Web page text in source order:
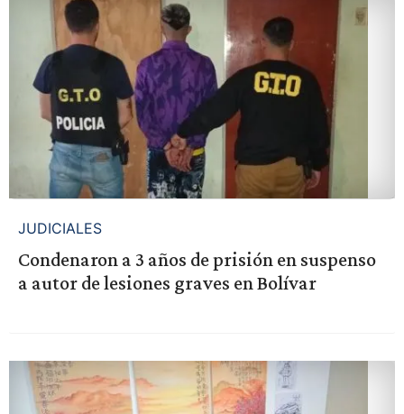
JUDICIALES
Condenaron a 3 años de prisión en suspenso
a autor de lesiones graves en Bolívar